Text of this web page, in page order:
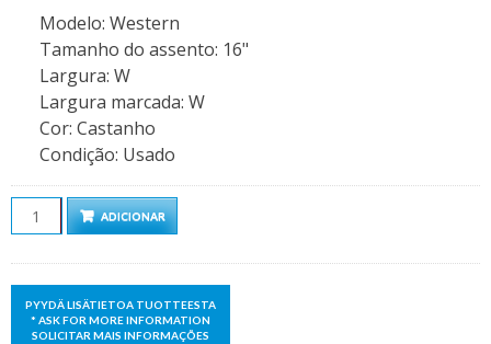
Modelo: Western
Tamanho do assento: 16"
Largura: W
Largura marcada: W
Cor: Castanho
Condição: Usado
QuantidadeADICIONAR